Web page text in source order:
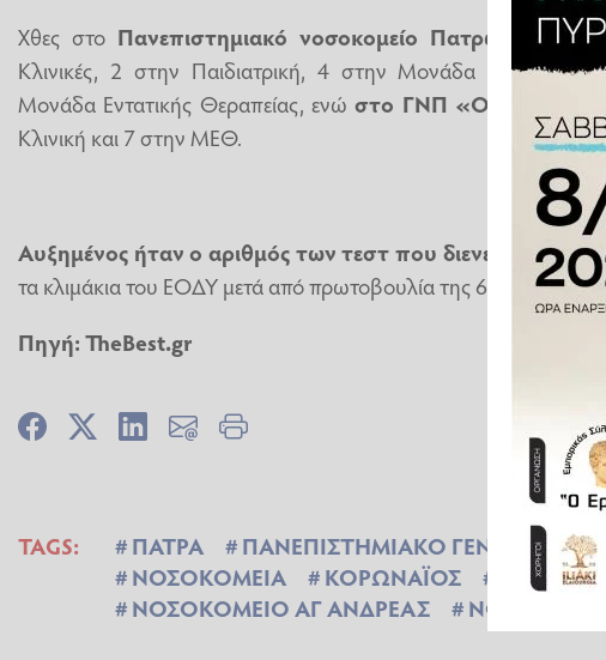
Χθες στο Πανεπιστημιακό νοσοκομείο Πατρών
Κλινικές, 2 στην Παιδιατρική, 4 στην Μονάδα Αυξημένης
Μονάδα Εντατικής Θεραπείας, ενώστο ΓΝΠ «Ο Άγιος
Κλινική και 7 στην ΜΕΘ.
Αυξημένος ήταν ο αριθμός των τεστ που διενεργήθηκαν
τα κλιμάκια του ΕΟΔΥ μετά από πρωτοβουλία της 6ης ΥΠΕ.
Πηγή: TheBest.gr
TAGS: ΠΑΤΡΑ
ΠΑΝΕΠΙΣΤΗΜΙΑΚΟ ΓΕΝΙΚΟ
ΝΟΣΟΚΟΜΕΙΑ
ΚΟΡΩΝΑΪΟΣ
ΝΟΣΟΚΟΜΕΙΟ ΑΓ ΑΝΔΡΕΑΣ
ΝΟΣΗΛΕΙΕΣ